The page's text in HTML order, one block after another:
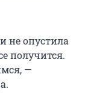
не опустила
получится.
—